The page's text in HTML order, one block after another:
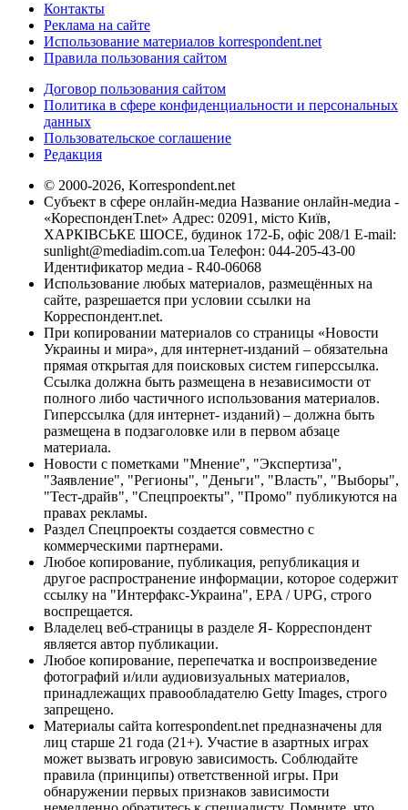
Контакты
Реклама на сайте
Использование материалов korrespondent.net
Правила пользования сайтом
Договор пользования сайтом
Политика в сфере конфиденциальности и персональных
данных
Пользовательское соглашение
Редакция
© 2000-2026, Korrespondent.net
Субъект в сфере онлайн-медиа Название онлайн-медиа -
«КореспонденТ.net» Адрес: 02091, місто Київ,
ХАРКІВСЬКЕ ШОСЕ, будинок 172-Б, офіс 208/1 E-mail:
sunlight@mediadim.com.ua Телефон: 044-205-43-00
Идентификатор медиа - R40-06068
Использование любых материалов, размещённых на
сайте, разрешается при условии ссылки на
Корреспондент.net.
При копировании материалов со страницы «Новости
Украины и мира», для интернет-изданий – обязательна
прямая открытая для поисковых систем гиперссылка.
Ссылка должна быть размещена в независимости от
полного либо частичного использования материалов.
Гиперссылка (для интернет- изданий) – должна быть
размещена в подзаголовке или в первом абзаце
материала.
Новости с пометками "Мнение", "Экспертиза",
"Заявление", "Регионы", "Деньги", "Власть", "Выборы",
"Тест-драйв", "Спецпроекты", "Промо" публикуются на
правах рекламы.
Раздел Спецпроекты создается совместно с
коммерческими партнерами.
Любое копирование, публикация, републикация и
другое распространение информации, которое содержит
ссылку на "Интерфакс-Украина", EPA / UPG, строго
воспрещается.
Владелец веб-страницы в разделе Я- Корреспондент
является автор публикации.
Любое копирование, перепечатка и воспроизведение
фотографий и/или аудиовизуальных материалов,
принадлежащих правообладателю Getty Images, строго
запрещено.
Материалы сайта korrespondent.net предназначены для
лиц старше 21 года (21+). Участие в азартных играх
может вызвать игровую зависимость. Соблюдайте
правила (принципы) ответственной игры. При
обнаружении первых признаков зависимости